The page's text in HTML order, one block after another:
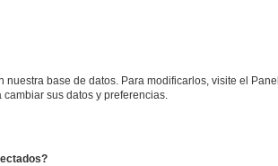
base de datos. Para modificarlos, visite el
sus datos y preferencias.